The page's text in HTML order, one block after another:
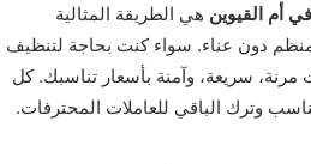
أم القيوين هي الطريقة المثالية
دون عناء. سواء كنت بحاجة لتنظيف
سريعة، وآمنة بأسعار تناسبك. كل
وترك الباقي للعاملات المحترفات.